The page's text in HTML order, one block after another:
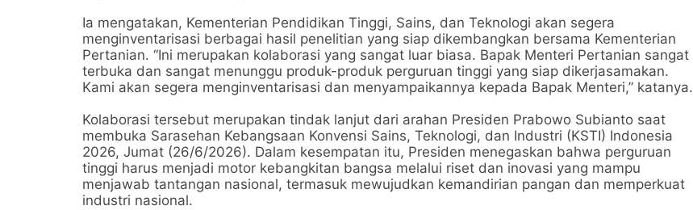
Ia mengatakan, Kementerian Pendidikan Tinggi, Sains, dan Teknologi akan segera
menginventarisasi berbagai hasil penelitian yang siap dikembangkan bersama Kementerian
Pertanian. “Ini merupakan kolaborasi yang sangat luar biasa. Bapak Menteri Pertanian sangat
terbuka dan sangat menunggu produk-produk perguruan tinggi yang siap dikerjasamakan.
Kami akan segera menginventarisasi dan menyampaikannya kepada Bapak Menteri,” katanya.
Kolaborasi tersebut merupakan tindak lanjut dari arahan Presiden Prabowo Subianto saat
membuka Sarasehan Kebangsaan Konvensi Sains, Teknologi, dan Industri (KSTI) Indonesia
2026, Jumat (26/6/2026). Dalam kesempatan itu, Presiden menegaskan bahwa perguruan
tinggi harus menjadi motor kebangkitan bangsa melalui riset dan inovasi yang mampu
menjawab tantangan nasional, termasuk mewujudkan kemandirian pangan dan memperkuat
industri nasional.